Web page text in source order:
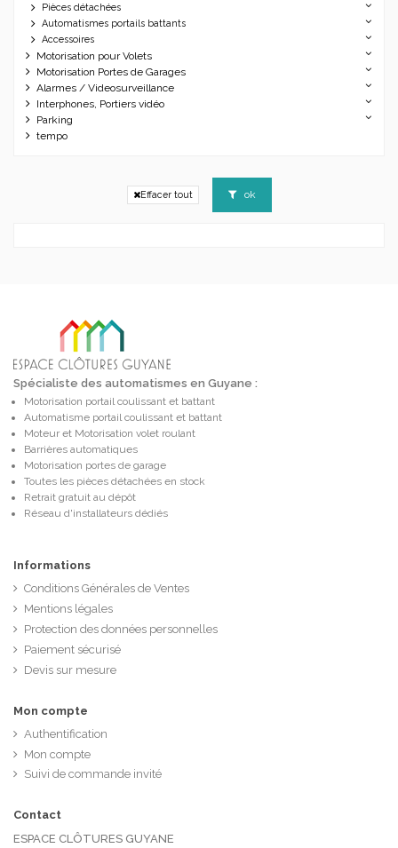
Pièces détachées
Automatismes portails battants
Accessoires
Motorisation pour Volets
Motorisation Portes de Garages
Alarmes / Videosurveillance
Interphones, Portiers vidéo
Parking
tempo
Effacer tout ok
Spécialiste des automatismes en Guyane :
Motorisation portail coulissant et battant
Automatisme portail coulissant et battant
Moteur et Motorisation volet roulant
Barrières automatiques
Motorisation portes de garage
Toutes les pièces détachées en stock
Retrait gratuit au dépôt
Réseau d'installateurs dédiés
Informations
Conditions Générales de Ventes
Mentions légales
Protection des données personnelles
Paiement sécurisé
Devis sur mesure
Mon compte
Authentification
Mon compte
Suivi de commande invité
Contact
ESPACE CLÔTURES GUYANE